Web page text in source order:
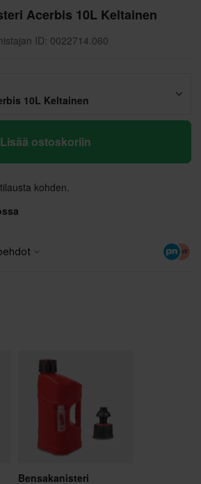
Acerbis 10L Keltainen
ID: 0022714.060
10L Keltainen
Lisää ostoskoriin
kohden.
Bensakanisteri